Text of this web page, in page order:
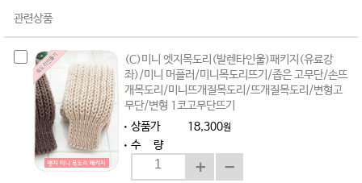
관련상품
(C)미니 엣지목도리(발렌타인울)패키지(유료강
좌)/미니 머플러/미니목도리뜨기/좁은 고무단/손뜨
개목도리/미니뜨개질목도리/뜨개질목도리/변형고
무단/변형 1코고무단뜨기
상품가
18,300원
수 량